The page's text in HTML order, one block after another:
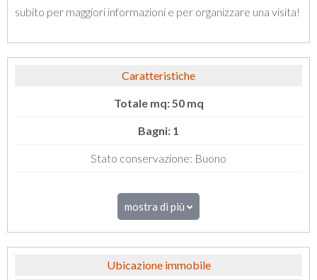
subito per maggiori informazioni e per organizzare una visita!
Caratteristiche
Totale mq: 50 mq
Bagni: 1
Stato conservazione: Buono
mostra di più
Ubicazione immobile